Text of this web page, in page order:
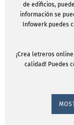
de edificios,
información se
Infowerk puedes
¡Crea letreros
calidad! Puedes